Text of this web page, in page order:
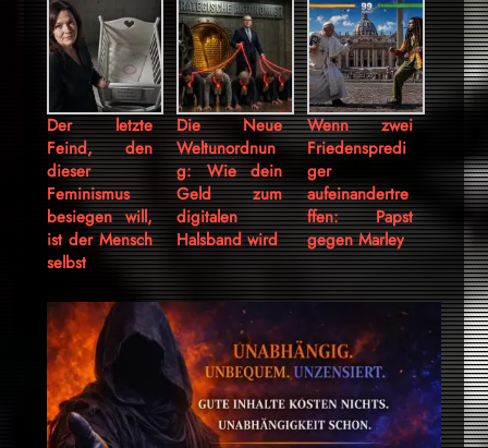
Der letzte
Feind, den
dieser
Feminismus
besiegen will,
ist der Mensch
selbst
Die Neue
Weltunordnun
g: Wie dein
Geld zum
digitalen
Halsband wird
Wenn zwei
Friedenspredi
ger
aufeinandertre
ffen: Papst
gegen Marley